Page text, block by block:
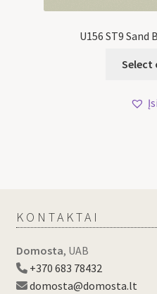
U156 ST9 Sand
Select
KONTAKTAI
Domosta, UAB
+370 683 78432
domosta@domosta.lt